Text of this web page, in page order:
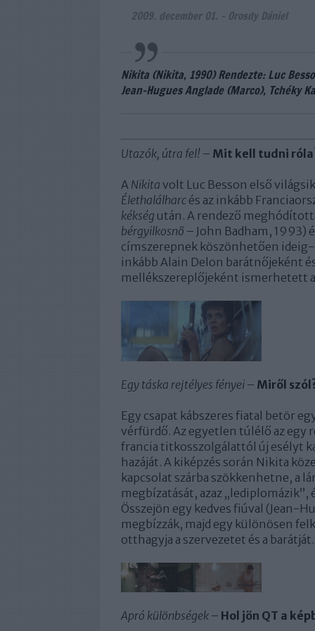
2009. december 01. - Orosdy Dániel
Nikita (Nikita, 1990) Rendezte: Luc
Jean-Hugues Anglade (Marco), Tchéky
Utazók, útra fel! – Mit kell tudni
A Nikita volt Luc Besson első
Élethalálharc és az inkább
kékség után. A rendező
bérgyilkosnő – John Badham, 1993)
címszerepnek köszönhetően
inkább Alain Delon barátnőjeként
mellékszereplőjeként ismerhetett
Egy táska rejtélyes fényei – Miről
Egy csapat kábszeres fiatal betör
vérfürdő. Az egyetlen túlélő az egy
francia titkosszolgálattól új esélyt
hazáját. A kiképzés során Nikita
kapcsolat szárba szökkenhetne, a
megbízatását, azaz
Összejön egy kedves fiúval (Jean-
megbízzák, majd egy különösen
otthagyja a szervezetet és a barátját.
Apró különbségek – Hol jön QT a